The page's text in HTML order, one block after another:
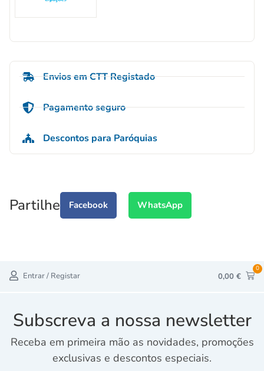
Envios em CTT Registado
Pagamento seguro
Descontos para Paróquias
Partilhe Facebook WhatsApp
Entrar / Registar 0,00 €
0
Subscreva a nossa newsletter
Receba em primeira mão as novidades, promoções
exclusivas e descontos especiais.